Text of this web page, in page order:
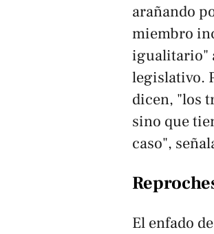
arañando
miembro
igualitario"
legislativo.
dicen, "los
sino que
caso",
El enfado